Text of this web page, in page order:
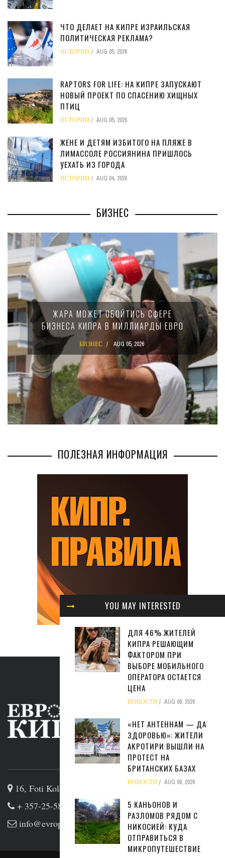
YOU MAY INTERESTED
ДЛЯ 46% ЖИТЕЛЕЙ
КИПРА РЕШАЮЩИМ
ФАКТОРОМ ПРИ
ВЫБОРЕ МОБИЛЬНОГО
ОПЕРАТОРА ОСТАЕТСЯ
ЦЕНА
НОВОСТИ AUG 09, 2026
«НЕТ АНТЕННАМ — ДА
ЗДОРОВЬЮ»: ЖИТЕЛИ
АКРОТИРИ ВЫШЛИ НА
ПРОТЕСТ НА
БРИТАНСКИХ БАЗАХ
НОВОСТИ AUG 08, 2026
5 КАНЬОНОВ И
РАЗЛОМОВ РЯДОМ С
НИКОСИЕЙ: КУДА
ОТПРАВИТЬСЯ В
МИКРОПУТЕШЕСТВИЕ
ЧТО ДЕЛАЕТ НА КИПРЕ ИЗРАИЛЬСКАЯ
ПОЛИТИЧЕСКАЯ РЕКЛАМА?
ИСТОРИИ AUG 05, 2026
RAPTORS FOR LIFE: НА КИПРЕ ЗАПУСКАЮТ
НОВЫЙ ПРОЕКТ ПО СПАСЕНИЮ ХИЩНЫХ
ПТИЦ
ИСТОРИИ AUG 05, 2026
ЖЕНЕ И ДЕТЯМ ИЗБИТОГО НА ПЛЯЖЕ В
ЛИМАССОЛЕ РОССИЯНИНА ПРИШЛОСЬ
УЕХАТЬ ИЗ ГОРОДА
ИСТОРИИ AUG 04, 2026
БИЗНЕС
ОБОЙТИСЬ СФЕРЕ
В МИЛЛИАРДЫ ЕВРО
БИЗНЕС AUG 05, 2026
МИНФИН
15-
ПОЛЕЗНАЯ ИНФОРМАЦИЯ
ABOUT US
16, Foti Kolakidi str, 3031, Limassol, Cyprus
+ 357-25-581133
info@evropakipr.com